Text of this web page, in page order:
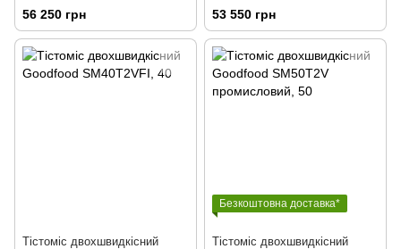
56 250 грн
промисловий
53 550 грн
Тістоміс двохшвидкісний
Безкоштовна доставка*
Тістоміс двохшвидкісний